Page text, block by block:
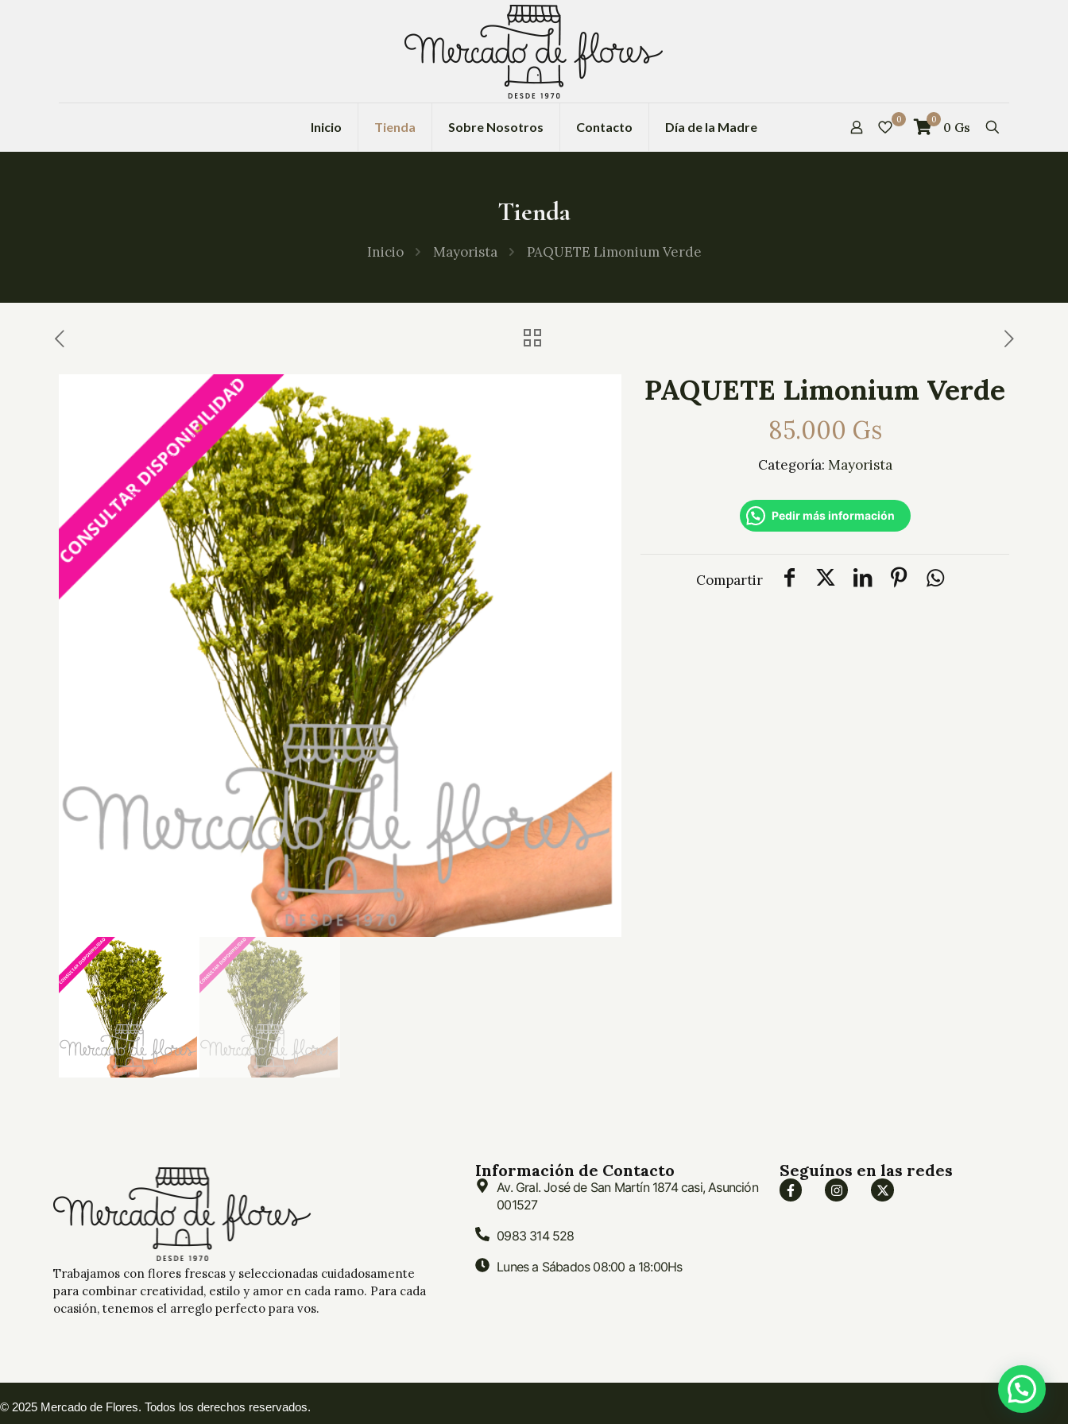
Inicio Tienda Sobre Nosotros Contacto Día de la Madre 0 0 0 Gs
Tienda
Inicio Mayorista PAQUETE Limonium Verde
PAQUETE Limonium Verde
85.000 Gs
Categoría: Mayorista
Pedir más información
Compartir
Trabajamos con flores frescas y seleccionadas cuidadosamente
para combinar creatividad, estilo y amor en cada ramo. Para cada
ocasión, tenemos el arreglo perfecto para vos.
Información de Contacto
Av. Gral. José de San Martín 1874 casi, Asunción
001527
0983 314 528
Lunes a Sábados 08:00 a 18:00Hs
Seguínos en las redes
© 2025 Mercado de Flores. Todos los derechos reservados.